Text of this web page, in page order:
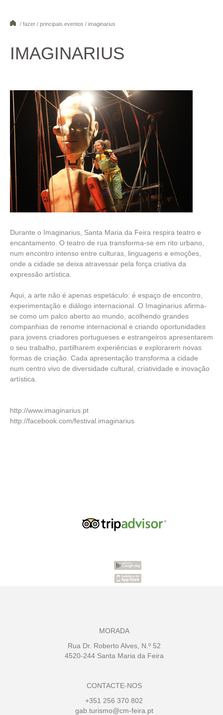
34 5 678
/ fazer / principais eventos / imaginarius
IMAGINARIUS
Durante o Imaginarius, Santa Maria da Feira respira teatro e
encantamento. O teatro de rua transforma-se em rito urbano,
num encontro intenso entre culturas, linguagens e emoções,
onde a cidade se deixa atravessar pela força criativa da
expressão artística.
Aqui, a arte não é apenas espetáculo: é espaço de encontro,
experimentação e diálogo internacional. O Imaginarius afirma-
se como um palco aberto ao mundo, acolhendo grandes
companhias de renome internacional e criando oportunidades
para jovens criadores portugueses e estrangeiros apresentarem
o seu trabalho, partilharem experiências e explorarem novas
formas de criação. Cada apresentação transforma a cidade
num centro vivo de diversidade cultural, criatividade e inovação
artística.
http://www.imaginarius.pt
http://facebook.com/festival.imaginarius
MORADA
Rua Dr. Roberto Alves, N.º 52
4520-244 Santa Maria da Feira
CONTACTE-NOS
+351 256 370 802
gab.turismo@cm-feira.pt